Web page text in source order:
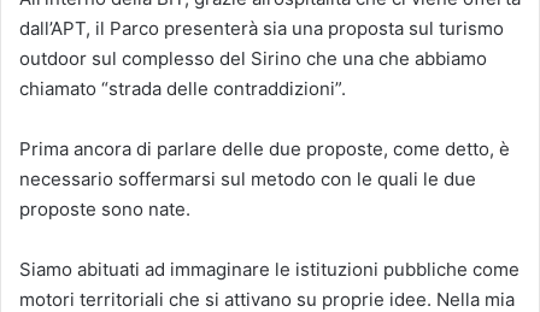
dall’APT, il Parco presenterà sia una proposta sul turismo
outdoor sul complesso del Sirino che una che abbiamo
chiamato “strada delle contraddizioni”.
Prima ancora di parlare delle due proposte, come detto, è
necessario soffermarsi sul metodo con le quali le due
proposte sono nate.
Siamo abituati ad immaginare le istituzioni pubbliche come
motori territoriali che si attivano su proprie idee. Nella mia